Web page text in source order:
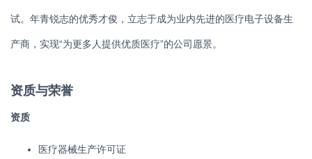
试。年青锐志的优秀才俊，立志于成为业内先进的医疗电子设备生
产商，实现“为更多人提供优质医疗”的公司愿景。
资质与荣誉
资质
医疗器械生产许可证